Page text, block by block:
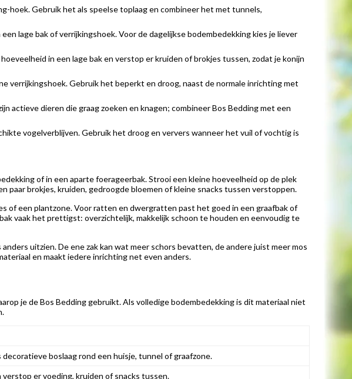
hoek. Gebruik het als speelse toplaag en combineer het met tunnels,
lage bak of verrijkingshoek. Voor de dagelijkse bodembedekking kies je liever
in een lage bak en verstop er kruiden of brokjes tussen, zodat je konijn
verrijkingshoek. Gebruik het beperkt en droog, naast de normale inrichting met
actieve dieren die graag zoeken en knagen; combineer Bos Bedding met een
vogelverblijven. Gebruik het droog en ververs wanneer het vuil of vochtig is
of in een aparte foerageerbak. Strooi een kleine hoeveelheid op de plek
paar brokjes, kruiden, gedroogde bloemen of kleine snacks tussen verstoppen.
of een plantzone. Voor ratten en dwergratten past het goed in een graafbak of
vaak het prettigst: overzichtelijk, makkelijk schoon te houden en eenvoudig te
uitzien. De ene zak kan wat meer schors bevatten, de andere juist meer mos
en maakt iedere inrichting net even anders.
je de Bos Bedding gebruikt. Als volledige bodembedekking is dit materiaal niet
decoratieve boslaag rond een huisje, tunnel of graafzone.
verstop er voeding, kruiden of snacks tussen.